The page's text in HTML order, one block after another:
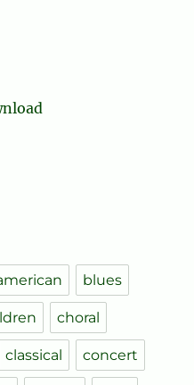
blues
choral
classical concert